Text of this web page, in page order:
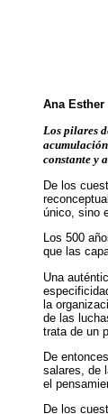
Ana Esther
Los pilares
constante y
De los
único, sino
Los 500
que las
Una
la
de las
trata de un
De
salares, de
el
De los